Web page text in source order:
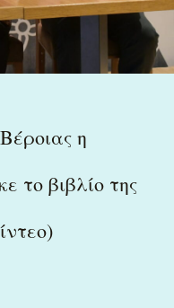
η
το βιβλίο της